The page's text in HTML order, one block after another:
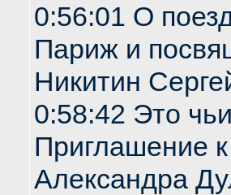
0:56:01 О
Париж и
Никитин
0:58:42 Это
Приглашение
Александра